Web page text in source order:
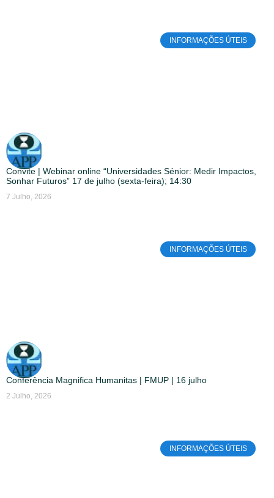
INFORMAÇÕES ÚTEIS
Convite | Webinar online “Universidades Sénior: Medir Impactos,
Sonhar Futuros” 17 de julho (sexta-feira); 14:30
7 Julho, 2026
INFORMAÇÕES ÚTEIS
Conferência Magnifica Humanitas | FMUP | 16 julho
2 Julho, 2026
INFORMAÇÕES ÚTEIS